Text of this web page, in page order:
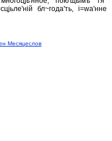
бл~года'ть, i=wа'нне
Месяцеслов